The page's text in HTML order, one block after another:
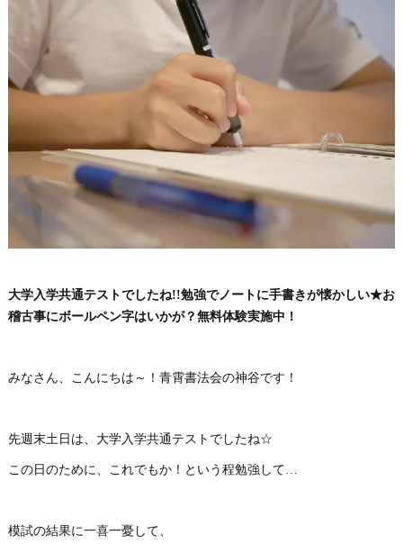
大学入学共通テストでしたね!!勉強でノートに手書きが懐かしい★お
稽古事にボールペン字はいかが？無料体験実施中！
みなさん、こんにちは～！青霄書法会の神谷です！
先週末土日は、大学入学共通テストでしたね☆
この日のために、これでもか！という程勉強して…
模試の結果に一喜一憂して、